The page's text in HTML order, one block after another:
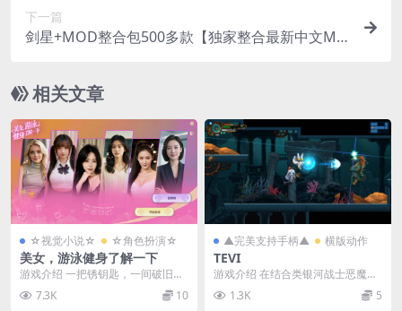
下一篇
剑星+MOD整合包500多款【独家整合最新中文MO
键换肤】/Stellar Blade MOD Ver2026.5.18
相关文章
☆视觉小说☆ ☆角色扮演☆
美女，游泳健身了解一下
游戏介绍 一把锈钥匙，一间破旧健
身房，六段交织的命运。 你叫杨
涵，25岁，刚被大...
7.3K 10
▲完美支持手柄▲ 横版动作
TEVI
游戏介绍 在结合类银河战士恶魔
城、像素风格、弹幕等要素的 2D
平台探险动作游戏...
1.3K 5